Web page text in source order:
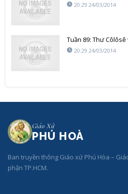
20:29 24/03/2014
Tuần 89: Thư
20:29 24/03/2014
Giáo Xứ
PHÚ HOÀ
Ban truyền thông Giáo xứ Phú Hòa –
phận TP.HCM.